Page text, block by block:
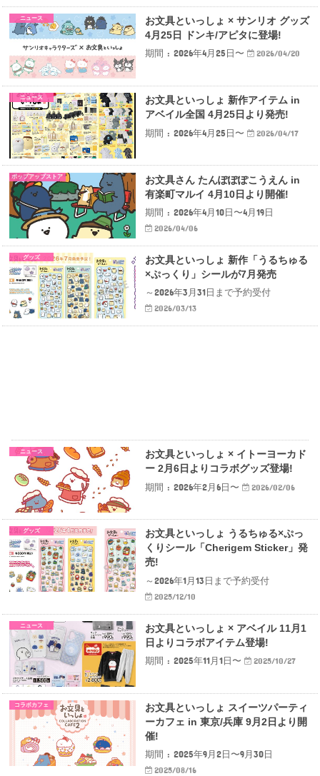
ニュース
お文具といっしょ × サンリオ グッズ
4月25日 ドンキ/アピタに登場!
期間 : 2026年4月25日〜
2026/04/20
ニュース
お文具といっしょ 新作アイテム in
アベイル全国 4月25日より発売!
期間 : 2026年4月25日〜
2026/04/17
ポップアップストア
お文具さん たんぽぽぽこうえん in
有楽町マルイ 4月10日より開催!
期間 : 2026年4月10日〜4月19日
2026/04/06
グッズ
お文具といっしょ 新作「うるちゅる
×ぷっくり」シールが7月発売
～2026年3月31日まで予約受付
2026/03/13
ニュース
お文具といっしょ × イトーヨーカド
ー 2月6日よりコラボグッズ登場!
期間 : 2026年2月6日〜
2026/02/06
グッズ
お文具といっしょ うるちゅる×ぷっ
くりシール「Cherigem Sticker」発
売!
～2026年1月13日まで予約受付
2025/12/10
ニュース
お文具といっしょ × アベイル 11月1
日よりコラボアイテム登場!
期間 : 2025年11月1日〜
2025/10/27
コラボカフェ
お文具といっしょ スイーツパーティ
ーカフェ in 東京/兵庫 9月2日より開
催!
期間 : 2025年9月2日〜9月30日
2025/08/16